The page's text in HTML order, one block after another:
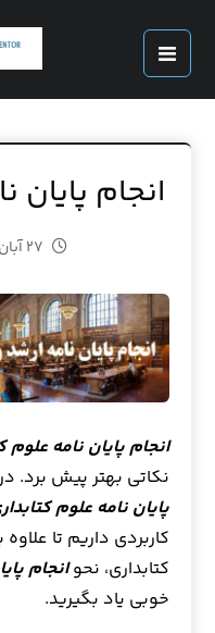
انجام پایان
۲۷ آبان ۱۴۰۲
انجام پایان نامه علوم
نکاتی بهتر پیش برد.
پایان نامه علوم
کاربردی داریم تا
کتابداری، نحوانجام
خوبی یاد بگیرید.